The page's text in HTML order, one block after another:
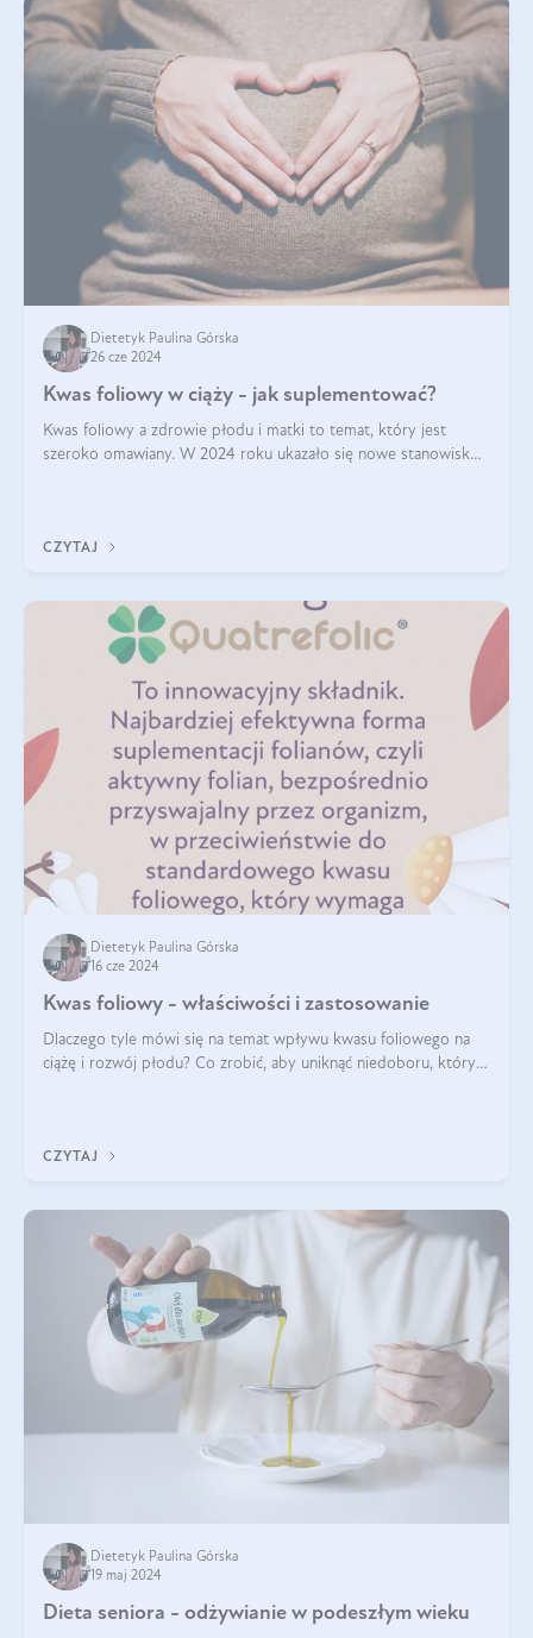
Dietetyk Paulina Górska
26 cze 2024
Kwas foliowy w ciąży - jak suplementować?
Kwas foliowy a zdrowie płodu i matki to temat, który jest
szeroko omawiany. W 2024 roku ukazało się nowe stanowisko
CZYTAJ
Dietetyk Paulina Górska
16 cze 2024
Kwas foliowy - właściwości i zastosowanie
Dlaczego tyle mówi się na temat wpływu kwasu foliowego na
ciążę i rozwój płodu? Co zrobić, aby uniknąć niedoboru, który
CZYTAJ
Dietetyk Paulina Górska
19 maj 2024
Dieta seniora - odżywianie w podeszłym wieku